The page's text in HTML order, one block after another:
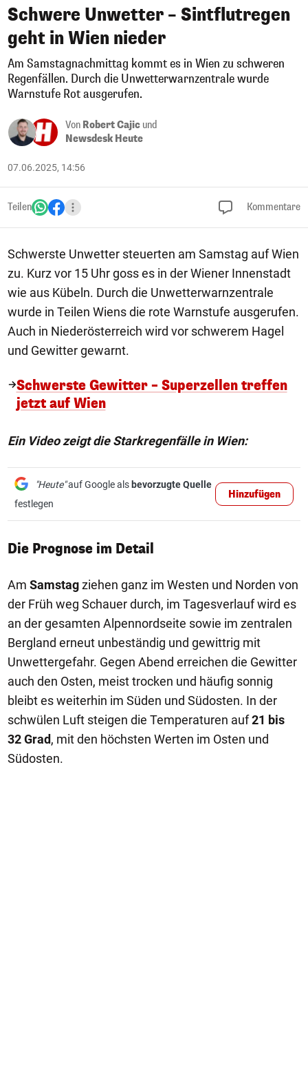
Schwere Unwetter – Sintflutregen
geht in Wien nieder
Am Samstagnachmittag kommt es in Wien zu schweren
Regenfällen. Durch die Unwetterwarnzentrale wurde
Warnstufe Rot ausgerufen.
Von Robert Cajic und
Newsdesk Heute
07.06.2025, 14:56
Teilen Kommentare
Schwerste Unwetter steuerten am Samstag auf Wien
zu. Kurz vor 15 Uhr goss es in der Wiener Innenstadt
wie aus Kübeln. Durch die Unwetterwarnzentrale
wurde in Teilen Wiens die rote Warnstufe ausgerufen.
Auch in Niederösterreich wird vor schwerem Hagel
und Gewitter gewarnt.
Schwerste Gewitter – Superzellen treffen
jetzt auf Wien
Ein Video zeigt die Starkregenfälle in Wien:
"Heute"auf Google als bevorzugte Quelle
festlegen
Hinzufügen
Die Prognose im Detail
Am Samstagziehen ganz im Westen und Norden von
der Früh weg Schauer durch, im Tagesverlauf wird es
an der gesamten Alpennordseite sowie im zentralen
Bergland erneut unbeständig und gewittrig mit
Unwettergefahr. Gegen Abend erreichen die Gewitter
auch den Osten, meist trocken und häufig sonnig
bleibt es weiterhin im Süden und Südosten. In der
schwülen Luft steigen die Temperaturen auf21 bis
32 Grad, mit den höchsten Werten im Osten und
Südosten.